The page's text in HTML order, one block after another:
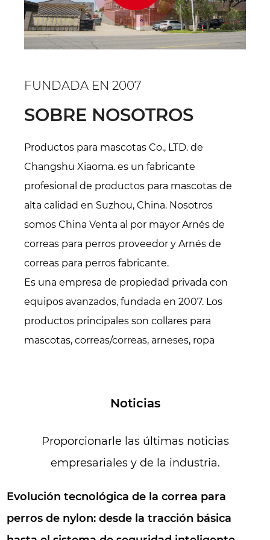
FUNDADA EN 2007
SOBRE NOSOTROS
Productos para mascotas Co., LTD. de
Changshu Xiaoma. es un fabricante
profesional de productos para mascotas de
alta calidad en Suzhou, China. Nosotros
somosChina Venta al por mayor Arnés de
correas para perros proveedor yArnés de
correas para perros fabricante.
Es una empresa de propiedad privada con
equipos avanzados, fundada en 2007. Los
productos principales son collares para
mascotas, correas/correas, arneses, ropa
salvavidas, suéteres, etc.), accesorios para
camas/colchonetas para mascotas, también
especializados en todo tipo de cinchas.
200 trabajadores y 15.000 metros cuadrados
de área de producción. Todos en nuestra
fábrica aman a las mascotas porque son
Noticias
Proporcionarle las últimas noticias
empresariales y de la industria.
Evolución tecnológica de la correa para
perros de nylon: desde la tracción básica